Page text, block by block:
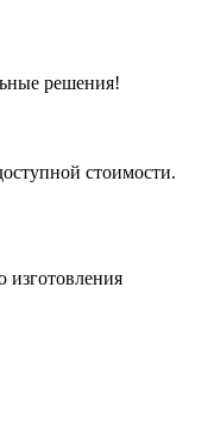
решения!
стоимости.